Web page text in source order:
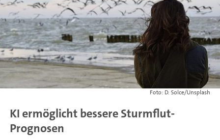
D. Solce/Unsplash
KI ermöglicht bessere Sturmflut-
Prognosen